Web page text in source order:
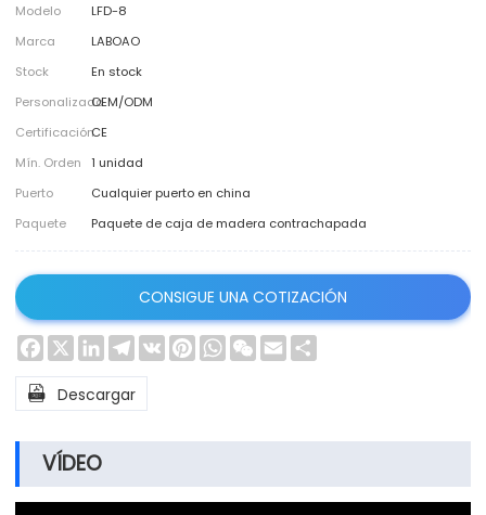
Modelo
LFD-8
Marca
LABOAO
Stock
En stock
PersonalizadoOEM/ODM
CertificaciónCE
Mín. Orden
1 unidad
Puerto
Cualquier puerto en china
Paquete
Paquete de caja de madera contrachapada
CONSIGUE UNA COTIZACIÓN
Facebook
X LinkedInTelegram
VK PinterestWhatsApp
WeChat
Email
 Descargar
VÍDEO